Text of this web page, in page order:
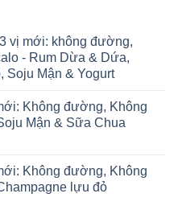
vị mới: không đường,
- Rum Dừa & Dứa,
Soju Mận & Yogurt
Không đường, Không
Mận & Sữa Chua
Không đường, Không
lựu đỏ